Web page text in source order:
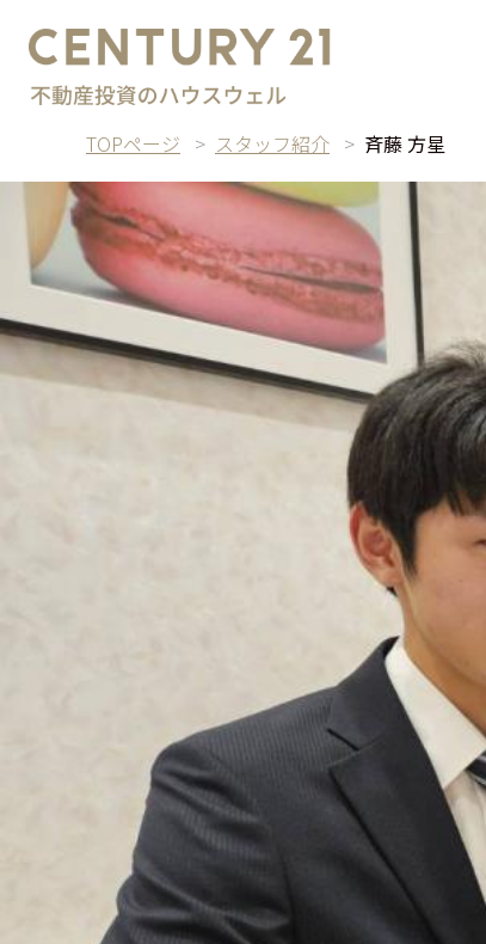
TOPページ スタッフ紹介 斉藤 方星